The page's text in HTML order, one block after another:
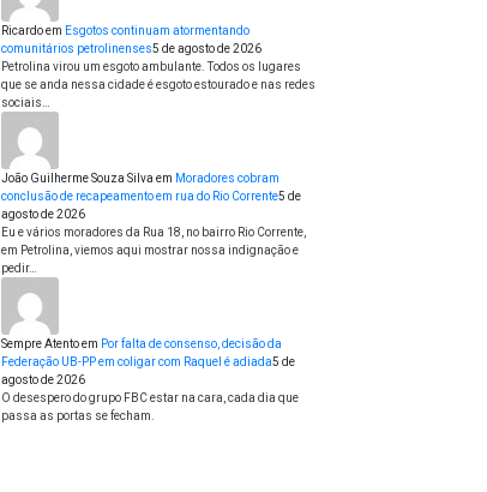
Ricardoem Esgotos continuam atormentando
comunitários petrolinenses5 de agosto de 2026
Petrolina virou um esgoto ambulante. Todos os lugares
que se anda nessa cidade é esgoto estourado e nas redes
sociais…
João Guilherme Souza Silva em Moradores cobram
conclusão de recapeamento em rua do Rio Corrente5 de
agosto de 2026
Eu e vários moradores da Rua 18, no bairro Rio Corrente,
em Petrolina, viemos aqui mostrar nossa indignação e
pedir…
Sempre Atentoem Por falta de consenso, decisão da
Federação UB-PP em coligar com Raquel é adiada5 de
agosto de 2026
O desespero do grupo FBC estar na cara, cada dia que
passa as portas se fecham.